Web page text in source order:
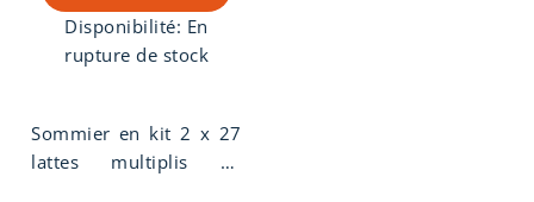
Disponibilité: En
rupture de stock
Sommier en kit 2 x 27
lattes multiplis en